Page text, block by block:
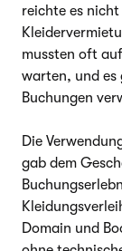
reichte es
mussten oft
warten, und es
Buchungen
Die
gab dem
Domain und